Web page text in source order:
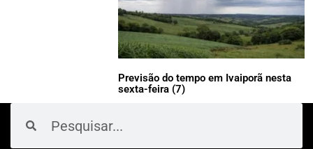
Previsão do tempo em Ivaiporã nesta
sexta-feira (7)